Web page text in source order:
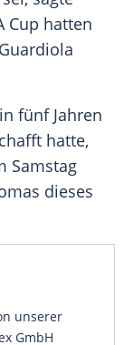
Cup hatten
in fünf Jahren
hatte,
Samstag
dieses
unserer
GmbH